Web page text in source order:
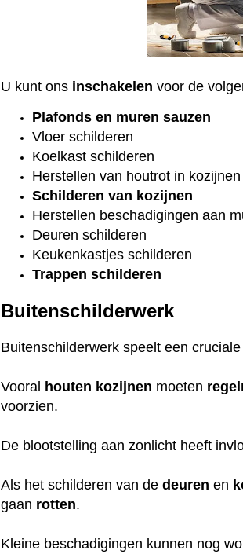
U kunt ons inschakelen voor de
Plafonds en muren sauzen
Vloer schilderen
Koelkast schilderen
Herstellen van houtrot in kozijnen
Schilderen van kozijnen
Herstellen beschadigingen aan
Deuren schilderen
Keukenkastjes schilderen
Trappen schilderen
Buitenschilderwerk
Buitenschilderwerk speelt een
Vooral houten kozijnen moeten
voorzien.
De blootstelling aan zonlicht heeft
Als het schilderen van dedeuren en
gaan rotten.
Kleine beschadigingen kunnen nog